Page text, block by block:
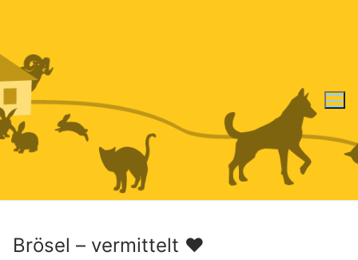
Brösel – vermittelt ♥️